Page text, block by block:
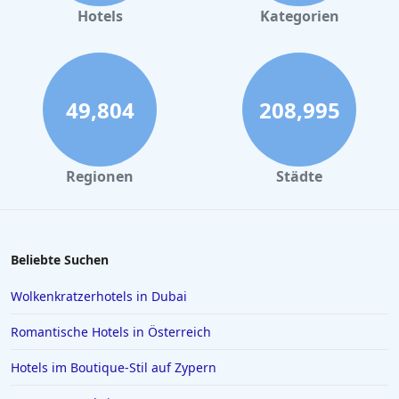
Hotels in Büsum
Hotels in Braunschweig
Hotels im Moseltal
Hotels in Playa de Palma
Hotels auf Sardinien
Hotels in Österreich
Hotels in Mainz
Hotels Kategorien
49,804
Regionen
208,995
Städte
Beliebte Suchen
Wolkenkratzerhotels in Dubai
Romantische Hotels in Österreich
Hotels im Boutique-Stil auf Zypern